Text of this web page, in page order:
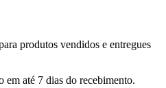
produtos vendidos e entregues
em até 7 dias do recebimento.